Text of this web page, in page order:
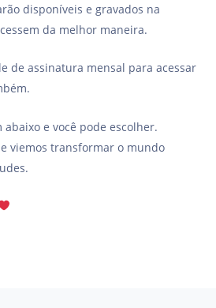
disponíveis e gravados na
da melhor maneira.
de assinatura mensal para acessar
e você pode escolher.
viemos transformar o mundo